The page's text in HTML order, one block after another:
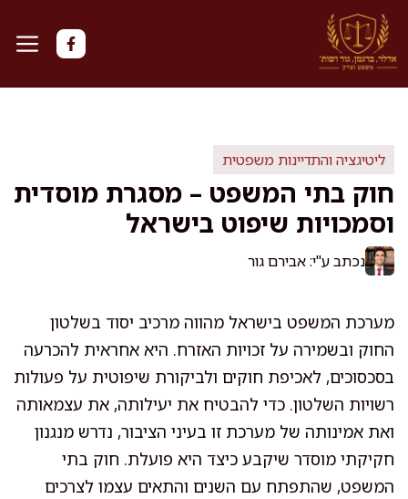
לדלג
לתוכן
ליטיגציה והתדיינות משפטית
חוק בתי המשפט – מסגרת מוסדית
וסמכויות שיפוט בישראל
נכתב ע"י: אבירם גור
מערכת המשפט בישראל מהווה מרכיב יסוד בשלטון
החוק ובשמירה על זכויות האזרח. היא אחראית להכרעה
בסכסוכים, לאכיפת חוקים ולביקורת שיפוטית על פעולות
רשויות השלטון. כדי להבטיח את יעילותה, את עצמאותה
ואת אמינותה של מערכת זו בעיני הציבור, נדרש מנגנון
חקיקתי מוסדר שיקבע כיצד היא פועלת. חוק בתי
המשפט, שהתפתח עם השנים והתאים עצמו לצרכים